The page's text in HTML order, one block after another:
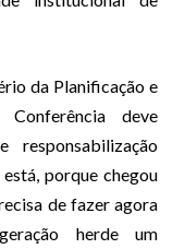
da Planificação e
deve
porque chegou
de fazer agora
herde um